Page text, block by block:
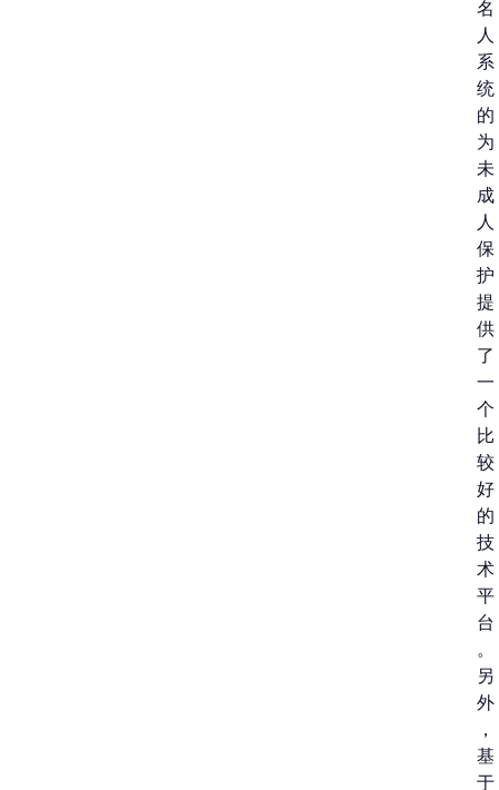
名
人
系
统
的
为
未
成
人
保
护
提
供
了
一
个
比
较
好
的
技
术
平
台
。
另
外
，
基
于